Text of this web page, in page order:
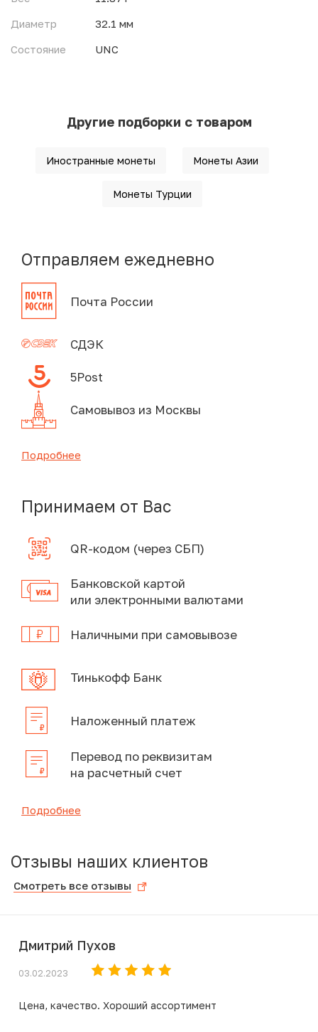
Диаметр
32.1 мм
Состояние
UNC
Другие подборки с товаром
Иностранные монеты Монеты Азии
Монеты Турции
Отправляем ежедневно
Почта России
СДЭК
5Post
Самовывоз из Москвы
Подробнее
Принимаем от Вас
QR-кодом (через СБП)
Банковской картой
или электронными валютами
Наличными при самовывозе
Тинькофф Банк
Наложенный платеж
Перевод по реквизитам
на расчетный счет
Подробнее
Отзывы наших клиентов
Смотреть все отзывы
Дмитрий Пухов
03.02.2023
Цена, качество. Хороший ассортимент